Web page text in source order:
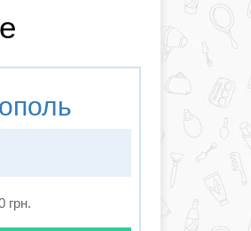
грн.